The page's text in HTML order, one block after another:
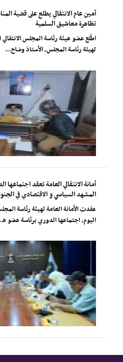
أمين عام الانتقالي يطلع على قضية
تظاهرة معاشيق السلمية
اطّلع عضو هيئة رئاسة المجلس الانتقالي
لهيئة رئاسة المجلس، الأستاذ وضاح...
أمانة الانتقالي العامة تعقد
المشهد السياسي و الاقتصادي في
عقدت الأمانة العامة لهيئة رئاسة
اليوم، اجتماعها الدوري برئاسة عضو